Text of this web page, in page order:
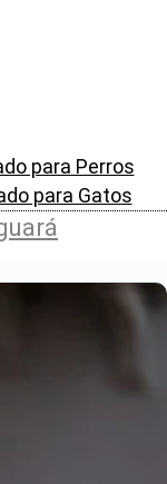
para Perros
para Gatos